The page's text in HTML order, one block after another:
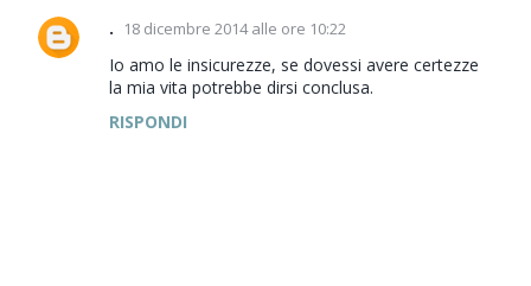
. 18 dicembre 2014 alle ore 10:22
Io amo le insicurezze, se dovessi avere certezze
la mia vita potrebbe dirsi conclusa.
RISPONDI